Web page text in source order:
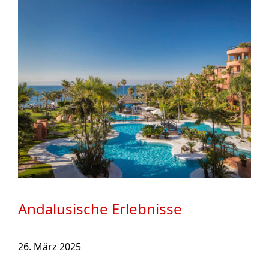
Andalusische Erlebnisse
26. März 2025